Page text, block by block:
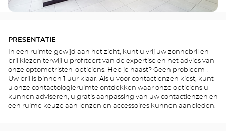
PRESENTATIE
In een ruimte gewijd aan het zicht, kunt u vrij uw zonnebril en
bril kiezen terwijl u profiteert van de expertise en het advies van
onze optometristen-opticiens. Heb je haast? Geen probleem !
Uw bril is binnen 1 uur klaar. Als u voor contactlenzen kiest, kunt
u onze contactologieruimte ontdekken waar onze opticiens u
kunnen adviseren, u gratis aanpassing van uw contactlenzen en
een ruime keuze aan lenzen en accessoires kunnen aanbieden.